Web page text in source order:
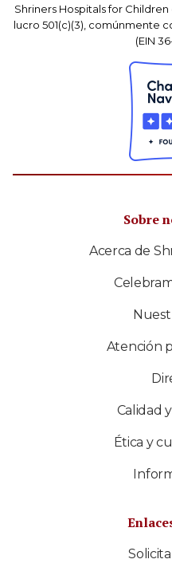
Shriners Hospitals for
lucro 501(c)(3), comúnmente
(EIN
Sobre
Acerca de
Atención
Calidad
Ética y